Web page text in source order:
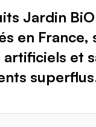
Jardin
en France,
artificiels et